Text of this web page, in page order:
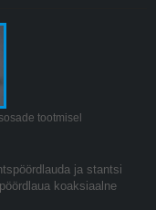
tootmisel
ja stantsi
koaksiaalne